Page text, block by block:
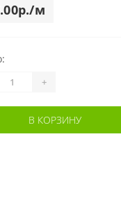
м
+
В КОРЗИНУ